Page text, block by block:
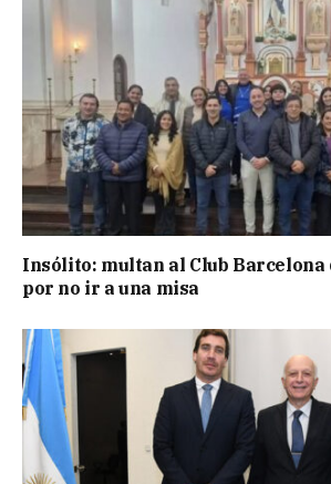
Insólito: multan al Club Barcelona
por no ir a una misa